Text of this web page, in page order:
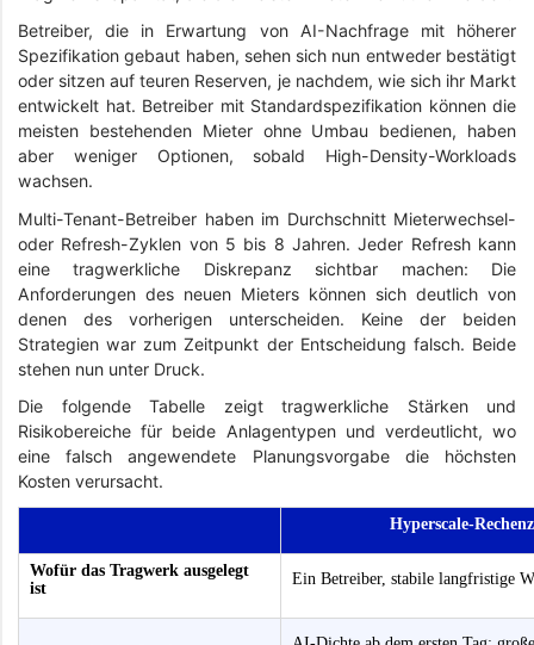
Betreiber, die in Erwartung von AI-Nachfrage mit höherer
Spezifikation gebaut haben, sehen sich nun entweder bestätigt
oder sitzen auf teuren Reserven, je nachdem, wie sich ihr Markt
entwickelt hat. Betreiber mit Standardspezifikation können die
meisten bestehenden Mieter ohne Umbau bedienen, haben
aber weniger Optionen, sobald High-Density-Workloads
wachsen.
Multi-Tenant-Betreiber haben im Durchschnitt Mieterwechsel-
oder Refresh-Zyklen von 5 bis 8 Jahren. Jeder Refresh kann
eine tragwerkliche Diskrepanz sichtbar machen: Die
Anforderungen des neuen Mieters können sich deutlich von
denen des vorherigen unterscheiden. Keine der beiden
Strategien war zum Zeitpunkt der Entscheidung falsch. Beide
stehen nun unter Druck.
Die folgende Tabelle zeigt tragwerkliche Stärken und
Risikobereiche für beide Anlagentypen und verdeutlicht, wo
eine falsch angewendete Planungsvorgabe die höchsten
Kosten verursacht.
Hyperscale-
Wofür das Tragwerk ausgelegt
ist
Ein Betreiber, stabile langfristige